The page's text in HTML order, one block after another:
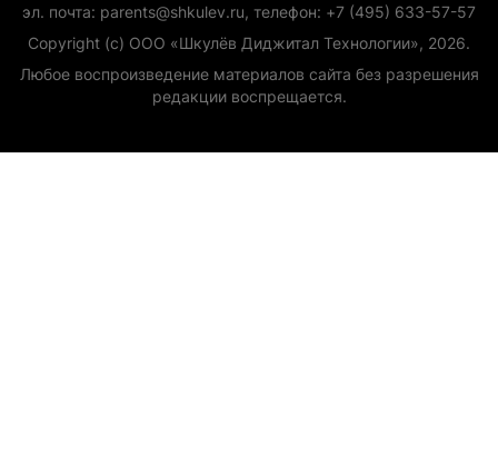
эл. почта: parents@shkulev.ru, телефон: +7 (495) 633-57-57
Copyright (с) ООО «Шкулёв Диджитал Технологии», 2026.
Любое воспроизведение материалов сайта без разрешения
редакции воспрещается.